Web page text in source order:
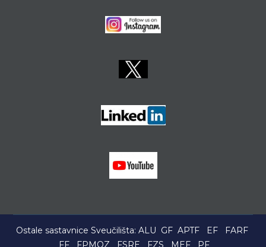
Ostale sastavnice Sveučilišta: ALU GF APTF EF
FARF
FF
FPMOZ FSRE FZS MEF PF